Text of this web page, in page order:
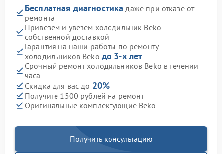
Бесплатная диагностика даже при отказе от
ремонта
Привезем и увезем холодильник Beko
собственной доставкой
Гарантия на наши работы по ремонту
холодильников Beko до 3-х лет
Срочный ремонт холодильников Beko в течении
часа
Скидка для вас до 20%
Получите 1500 рублей на ремонт
Оригинальные комплектующие Beko
Получить консультацию